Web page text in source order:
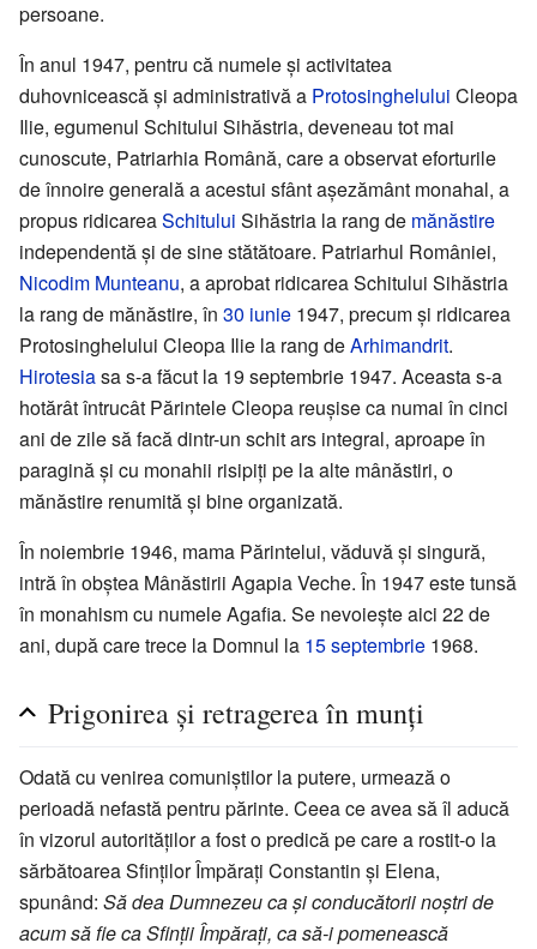
persoane.
În anul 1947, pentru că numele și activitatea
duhovnicească și administrativă a Protosinghelului Cleopa
Ilie, egumenul Schitului Sihăstria, deveneau tot mai
cunoscute, Patriarhia Română, care a observat eforturile
de înnoire generală a acestui sfânt așezământ monahal, a
propus ridicareaSchitului Sihăstria la rang de mănăstire
independentă și de sine stătătoare. Patriarhul României,
Nicodim Munteanu, a aprobat ridicarea Schitului Sihăstria
la rang de mănăstire, în 30 iunie 1947, precum și ridicarea
Protosinghelului Cleopa Ilie la rang deArhimandrit.
Hirotesiasa s-a făcut la 19 septembrie 1947. Aceasta s-a
hotărât întrucât Părintele Cleopa reușise ca numai în cinci
ani de zile să facă dintr-un schit ars integral, aproape în
paragină și cu monahii risipiți pe la alte mânăstiri, o
mănăstire renumită și bine organizată.
În noiembrie 1946, mama Părintelui, văduvă și singură,
intră în obștea Mânăstirii Agapia Veche. În 1947 este tunsă
în monahism cu numele Agafia. Se nevoiește aici 22 de
ani, după care trece la Domnul la 15 septembrie 1968.
Prigonirea și retragerea în munți
Odată cu venirea comuniștilor la putere, urmează o
perioadă nefastă pentru părinte. Ceea ce avea să îl aducă
în vizorul autorităților a fost o predică pe care a rostit-o la
sărbătoarea Sfinților Împărați Constantin și Elena,
spunând: Să dea Dumnezeu ca și conducătorii noștri de
acum să fie ca Sfinții Împărați, ca să-i pomenească